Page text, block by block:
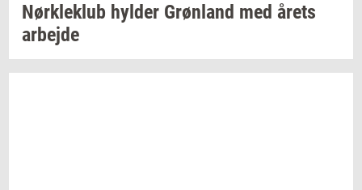
Nørk­le­klub hyl­der Grøn­land med årets
ar­bej­de